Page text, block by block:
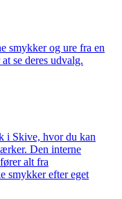
smykker og ure fra en
se deres udvalg.
i Skive, hvor du kan
Den interne
alt fra
smykker efter eget